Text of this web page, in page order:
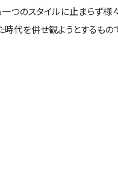
つのスタイルに止まら
代を併せ観ようとするも